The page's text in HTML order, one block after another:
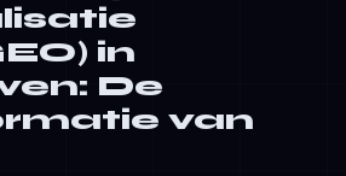
in
De
van